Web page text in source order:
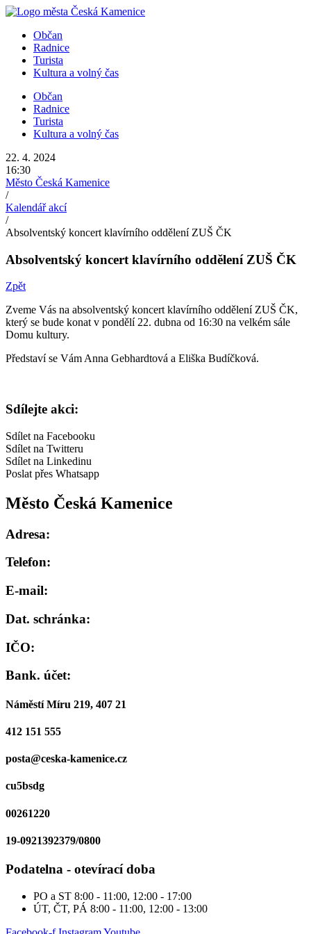
Přejít
obsahuObčan
Radnice
Turista
Kultura a volný čas
Občan
Radnice
Turista
Kultura a volný čas
22. 4. 2024
16:30
Město Česká Kamenice
/
Kalendář akcí
/
Absolventský koncert klavírního oddělení ZUŠ ČK
Absolventský koncert klavírního oddělení ZUŠ ČK
Zpět
Zveme Vás na absolventský koncert klavírního oddělení ZUŠ ČK,
který se bude konat v pondělí 22. dubna od 16:30 na velkém sále
Domu kultury.
Představí se Vám Anna Gebhardtová a Eliška Budíčková.
Sdílejte akci:
Sdílet na Facebooku
Sdílet na Twitteru
Sdílet na Linkedinu
Poslat přes Whatsapp
Město Česká Kamenice
Adresa:
Telefon:
E-mail:
Dat. schránka:
IČO:
Bank. účet:
Náměstí Míru 219, 407 21
412 151 555
posta@ceska-kamenice.cz
cu5bsdg
00261220
19-0921392379/0800
Podatelna - otevírací doba
PO a ST 8:00 - 11:00, 12:00 - 17:00
ÚT, ČT, PÁ 8:00 - 11:00, 12:00 - 13:00